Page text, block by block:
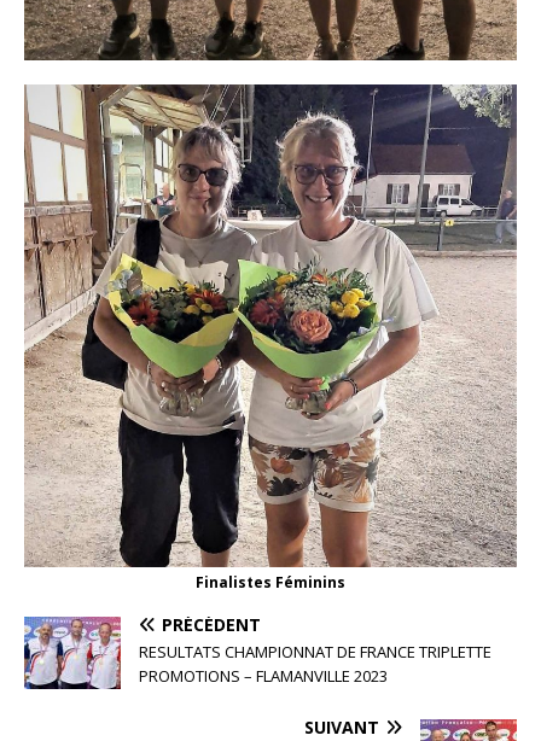
Finalistes Féminins
PRÉCÉDENT
RESULTATS CHAMPIONNAT DE FRANCE TRIPLETTE
PROMOTIONS – FLAMANVILLE 2023
SUIVANT